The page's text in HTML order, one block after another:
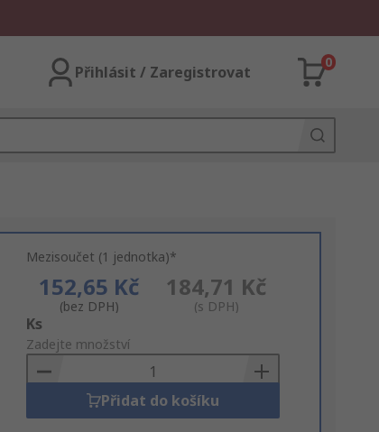
Přihlásit / Zaregistrovat
0
Mezisoučet (1 jednotka)*
152,65 Kč
(bez DPH)
184,71 Kč
(s DPH)
Add
to
Basket
Ks
Zadejte množství
Přidat do košíku